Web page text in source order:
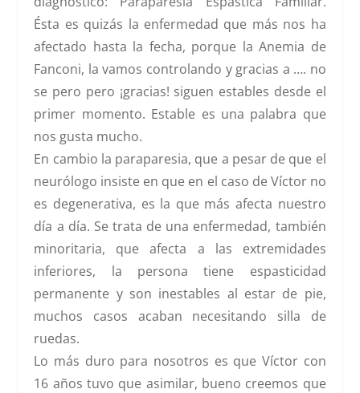
Ésta es quizás la enfermedad que más nos ha
afectado hasta la fecha, porque la Anemia de
Fanconi, la vamos controlando y gracias a …. no
se pero pero ¡gracias! siguen estables desde el
primer momento. Estable es una palabra que
nos gusta mucho.
En cambio la paraparesia, que a pesar de que el
neurólogo insiste en que en el caso de Víctor no
es degenerativa, es la que más afecta nuestro
día a día. Se trata de una enfermedad, también
minoritaria, que afecta a las extremidades
inferiores, la persona tiene espasticidad
permanente y son inestables al estar de pie,
muchos casos acaban necesitando silla de
ruedas.
Lo más duro para nosotros es que Víctor con
16 años tuvo que asimilar, bueno creemos que